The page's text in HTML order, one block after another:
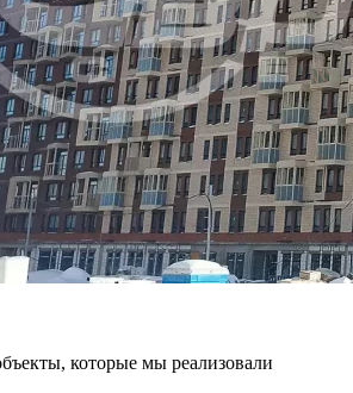
которые мы реализовали